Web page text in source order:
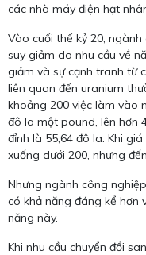
các nhà máy điện hạt
Vào cuối thế kỷ 20,
suy giảm do nhu cầu về
giảm và sự cạnh tranh từ
liên quan đến uranium
khoảng 200 việc làm vào
đô la một pound, lên hơn
đỉnh là 55,64 đô la. Khi
xuống dưới 200, nhưng
Nhưng ngành công
có khả năng đáng kể hơn
năng này.
Khi nhu cầu chuyển đổi